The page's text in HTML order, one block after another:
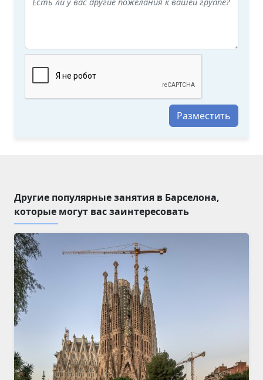
Разместить
Другие популярные занятия в Барселона,
которые могут вас заинтересовать